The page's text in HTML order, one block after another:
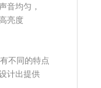
音均匀，
亮度
不同的特点
计出提供